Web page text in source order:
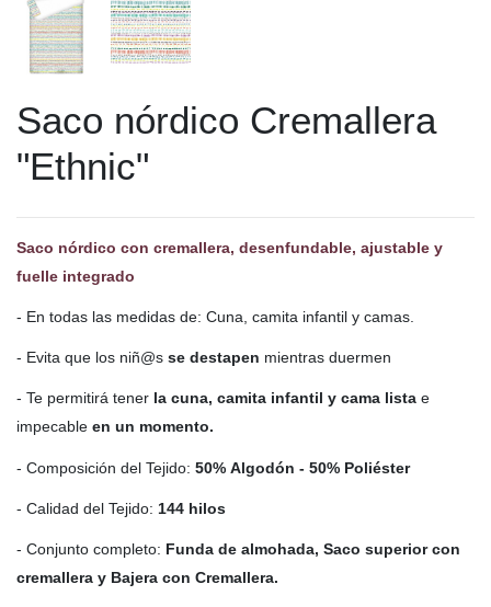
Saco nórdico Cremallera
"Ethnic"
Saco nórdico con cremallera, desenfundable, ajustable y
fuelle integrado
- En todas las medidas de: Cuna, camita infantil y camas.
- Evita que los niñ@s se destapen mientras duermen
- Te permitirá tener la cuna, camita infantil y cama lista e
impecable en un momento.
- Composición del Tejido: 50% Algodón - 50% Poliéster
- Calidad del Tejido: 144 hilos
- Conjunto completo: Funda de almohada, Saco superior con
cremallera y Bajera con Cremallera.